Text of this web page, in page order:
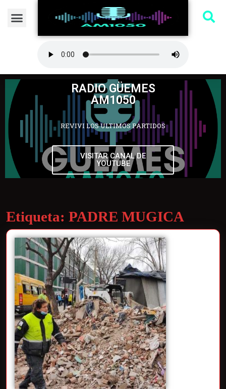
RADIO GÜEMES
AM1050
REVIVI LOS ULTIMOS PARTIDOS
VISITAR CANAL DE
YOUTUBE
Etiqueta: PADRE MUGICA